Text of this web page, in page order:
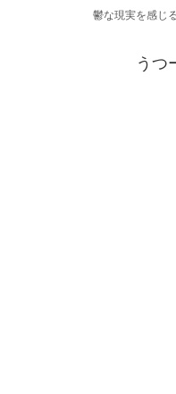
鬱な現実を感じ
うつ